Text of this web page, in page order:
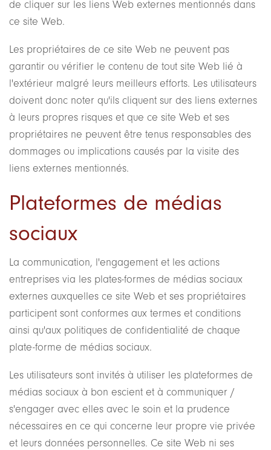
de cliquer sur les liens Web externes mentionnés dans
ce site Web.
Les propriétaires de ce site Web ne peuvent pas
garantir ou vérifier le contenu de tout site Web lié à
l'extérieur malgré leurs meilleurs efforts. Les utilisateurs
doivent donc noter qu'ils cliquent sur des liens externes
à leurs propres risques et que ce site Web et ses
propriétaires ne peuvent être tenus responsables des
dommages ou implications causés par la visite des
liens externes mentionnés.
Plateformes de médias
sociaux
La communication, l'engagement et les actions
entreprises via les plates-formes de médias sociaux
externes auxquelles ce site Web et ses propriétaires
participent sont conformes aux termes et conditions
ainsi qu'aux politiques de confidentialité de chaque
plate-forme de médias sociaux.
Les utilisateurs sont invités à utiliser les plateformes de
médias sociaux à bon escient et à communiquer /
s'engager avec elles avec le soin et la prudence
nécessaires en ce qui concerne leur propre vie privée
et leurs données personnelles. Ce site Web ni ses